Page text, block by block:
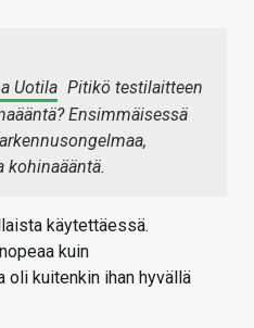
Uotila Pitikö testilaitteen
Ensimmäisessä
kohinaääntä.
käytettäessä.
kuin
oli kuitenkin ihan hyvällä